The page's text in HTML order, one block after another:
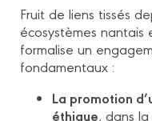
Fruit de liens tissés
écosystèmes
formalise un
fondamentaux :
La promotion
éthique, dans